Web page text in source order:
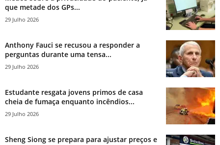
que metade dos GPs...
29 Julho 2026
Anthony Fauci se recusou a responder a
perguntas durante uma tensa...
29 Julho 2026
Estudante resgata jovens primos de casa
cheia de fumaça enquanto incêndios...
29 Julho 2026
Sheng Siong se prepara para ajustar preços e